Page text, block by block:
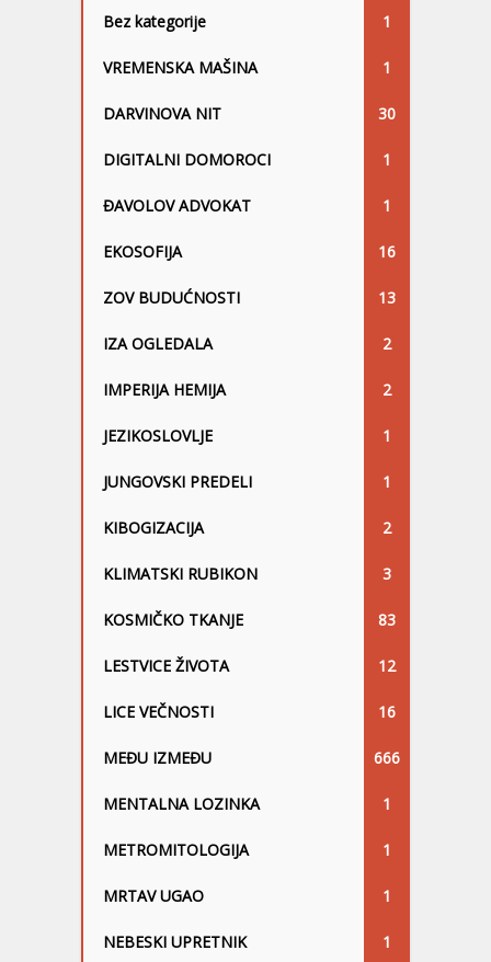
Bez kategorije 1
VREMENSKA MAŠINA 1
DARVINOVA NIT 30
DIGITALNI DOMOROCI 1
ĐAVOLOV ADVOKAT 1
EKOSOFIJA 16
ZOV BUDUĆNOSTI 13
IZA OGLEDALA 2
IMPERIJA HEMIJA 2
JEZIKOSLOVLJE 1
JUNGOVSKI PREDELI 1
KIBOGIZACIJA 2
KLIMATSKI RUBIKON 3
KOSMIČKO TKANJE 83
LESTVICE ŽIVOTA 12
LICE VEČNOSTI 16
MEĐU IZMEĐU 666
MENTALNA LOZINKA 1
METROMITOLOGIJA 1
MRTAV UGAO 1
NEBESKI UPRETNIK 1